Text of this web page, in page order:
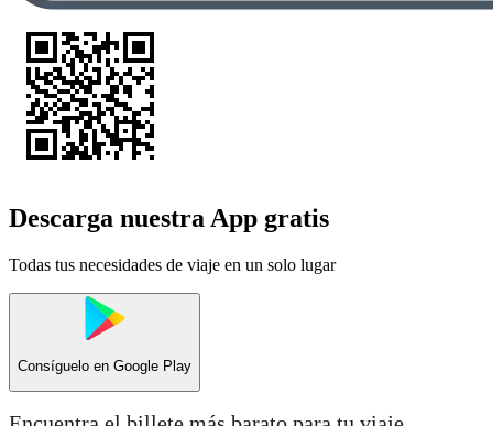
Descarga nuestra App gratis
Todas tus necesidades de viaje en un solo lugar
Consíguelo en Google Play